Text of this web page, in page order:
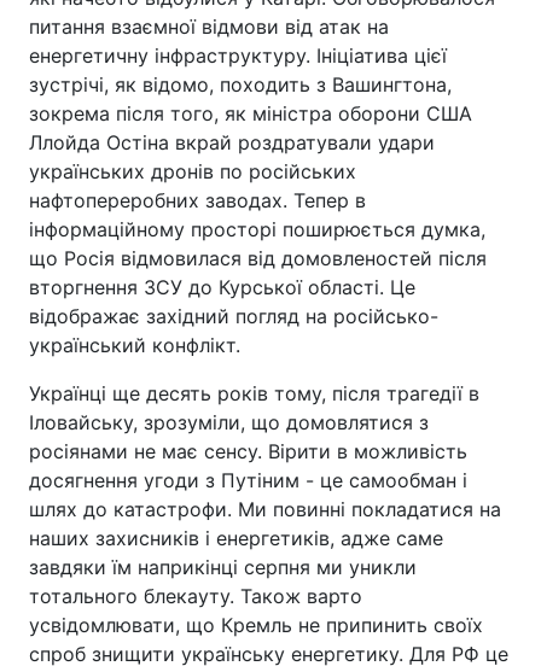
питання взаємної відмови від атак на
енергетичну інфраструктуру. Ініціатива цієї
зустрічі, як відомо, походить з Вашингтона,
зокрема після того, як міністра оборони США
Ллойда Остіна вкрай роздратували удари
українських дронів по російських
нафтопереробних заводах. Тепер в
інформаційному просторі поширюється думка,
що Росія відмовилася від домовленостей після
вторгнення ЗСУ до Курської області. Це
відображає західний погляд на російсько-
український конфлікт.
Українці ще десять років тому, після трагедії в
Іловайську, зрозуміли, що домовлятися з
росіянами не має сенсу. Вірити в можливість
досягнення угоди з Путіним - це самообман і
шлях до катастрофи. Ми повинні покладатися на
наших захисників і енергетиків, адже саме
завдяки їм наприкінці серпня ми уникли
тотального блекауту. Також варто
усвідомлювати, що Кремль не припинить своїх
спроб знищити українську енергетику. Для РФ це